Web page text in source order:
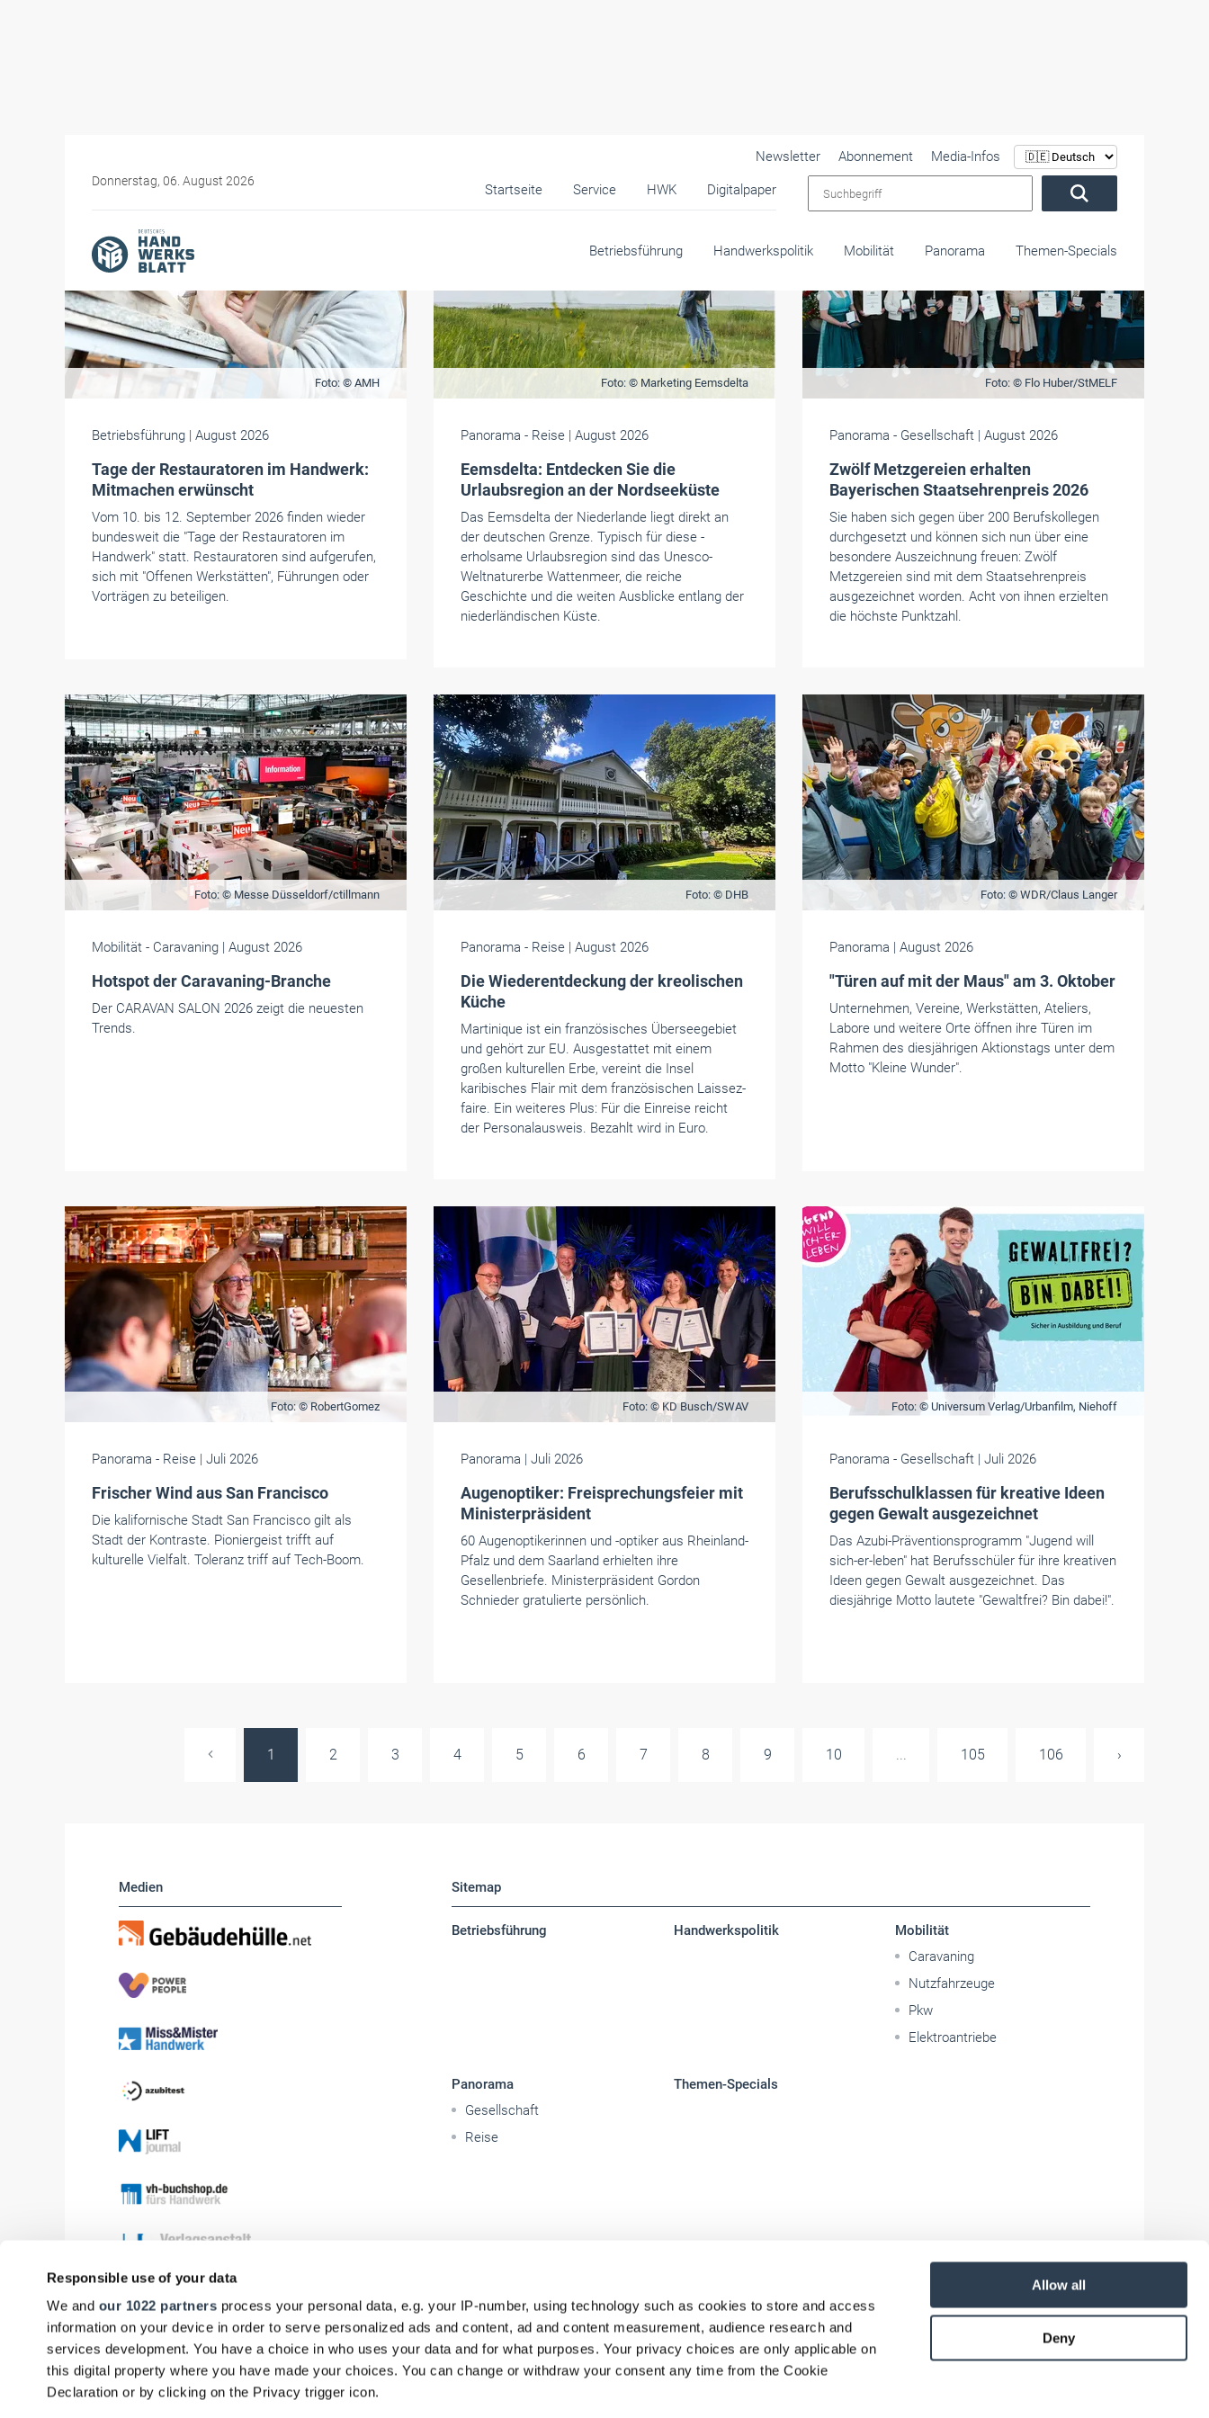
Responsible use of your data
We and our 1022 partners process your personal data, e.g. your IP-number, using technology such as cookies to store and access
information on your device in order to serve personalized ads and content, ad and content measurement, audience research and
services development. You have a choice in who uses your data and for what purposes. Your privacy choices are only applicable on
this digital property where you have made your choices. You can change or withdraw your consent any time from the Cookie
Declaration or by clicking on the Privacy trigger icon.
Allow all
Deny
Donnerstag, 06. August 2026
Startseite Service HWK Digitalpaper
Newsletter Abonnement
Media-Infos
Betriebsführung Handwerkspolitik Mobilität Panorama Themen-Specials
Foto: © AMH
Betriebsführung | August 2026
Tage der Restauratoren im Handwerk:
Mitmachen erwünscht
Vom 10. bis 12. September 2026 finden wieder
bundesweit die "Tage der Restauratoren im
Handwerk" statt. Restauratoren sind aufgerufen,
sich mit "Offenen Werkstätten", Führungen oder
Vorträgen zu beteiligen.
Foto: © Marketing Eemsdelta
Panorama - Reise | August 2026
Eemsdelta: Entdecken Sie die
Urlaubsregion an der Nordseeküste
Das Eemsdelta der Niederlande liegt direkt an
der deutschen Grenze. Typisch für diese ­
erholsame Urlaubsregion sind das Unesco-
Weltnaturerbe Wattenmeer, die reiche
Geschichte und die weiten Ausblicke entlang der
niederländischen Küste.
Foto: © Flo Huber/StMELF
Panorama - Gesellschaft | August 2026
Zwölf Metzgereien erhalten
Bayerischen Staatsehrenpreis 2026
Sie haben sich gegen über 200 Berufskollegen
durchgesetzt und können sich nun über eine
besondere Auszeichnung freuen: Zwölf
Metzgereien sind mit dem Staatsehrenpreis
ausgezeichnet worden. Acht von ihnen erzielten
die höchste Punktzahl.
Foto: © Messe Düsseldorf/ctillmann
Mobilität - Caravaning | August 2026
Hotspot der Caravaning-Branche
Der CARAVAN SALON 2026 zeigt die neuesten
Trends.
Foto: © DHB
Panorama - Reise | August 2026
Die Wiederentdeckung der kreolischen
Küche
Martinique ist ein französisches Überseegebiet
und gehört zur EU. Ausgestattet mit einem
großen kulturellen Erbe, vereint die Insel
karibisches Flair mit dem französischen Laissez-
faire. Ein weiteres Plus: Für die Einreise reicht
der Personalausweis. Bezahlt wird in Euro.
Foto: © WDR/Claus Langer
Panorama | August 2026
"Türen auf mit der Maus" am 3. Oktober
Unternehmen, Vereine, Werkstätten, Ateliers,
Labore und weitere Orte öffnen ihre Türen im
Rahmen des diesjährigen Aktionstags unter dem
Motto "Kleine Wunder".
Foto: © RobertGomez
Panorama - Reise | Juli 2026
Frischer Wind aus San Francisco
Die kalifornische Stadt San Francisco gilt als
Stadt der Kontraste. Pioniergeist trifft auf
kulturelle Vielfalt. Toleranz triff auf Tech-Boom.
Foto: © KD Busch/SWAV
Panorama | Juli 2026
Augenoptiker: Freisprechungsfeier mit
Ministerpräsident
60 Augenoptikerinnen und -optiker aus Rheinland-
Pfalz und dem Saarland erhielten ihre
Gesellenbriefe. Ministerpräsident Gordon
Schnieder gratulierte persönlich.
Foto: © Universum Verlag/Urbanfilm, Niehoff
Panorama - Gesellschaft | Juli 2026
Berufsschulklassen für kreative Ideen
gegen Gewalt ausgezeichnet
Das Azubi-Präventionsprogramm "Jugend will
sich-er-leben" hat Berufsschüler für ihre kreativen
Ideen gegen Gewalt ausgezeichnet. Das
diesjährige Motto lautete "Gewaltfrei? Bin dabei!".
1 2 3 4 5 6 7 8 9 10 ... 105 106 ›
Medien Sitemap
Betriebsführung Handwerkspolitik
Mobilität
Caravaning
Nutzfahrzeuge
Pkw
Elektroantriebe
Panorama
Gesellschaft
Reise
Themen-Specials